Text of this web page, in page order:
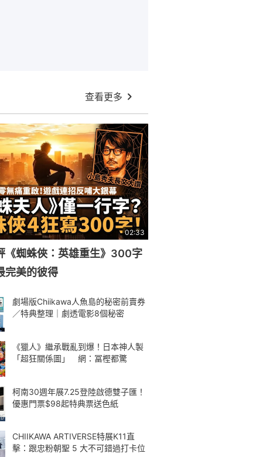
查看更多
02:33
《蜘蛛俠：英雄重生》300字
完美的彼得
劇場版Chiikawa人魚島的秘密前賣券
／特典整理｜劇透電影8個秘密
《獵人》繼承戰亂到爆！日本神人製
「超狂關係圖」 網：冨樫都驚
柯南30週年展7.25登陸啟德雙子匯！
優惠門票$98起特典票送色紙
CHIIKAWA ARTIVERSE特展K11直
擊：跟忠粉朝聖 5 大不可錯過打卡位